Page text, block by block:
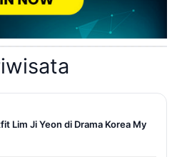
Lim Ji Yeon di Drama Korea My